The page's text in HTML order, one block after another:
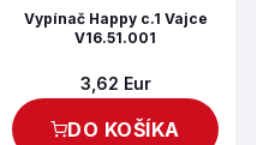
Vypínač Happy c.1 Vajce
V16.51.001
3,62 Eur
DO KOŠÍKA